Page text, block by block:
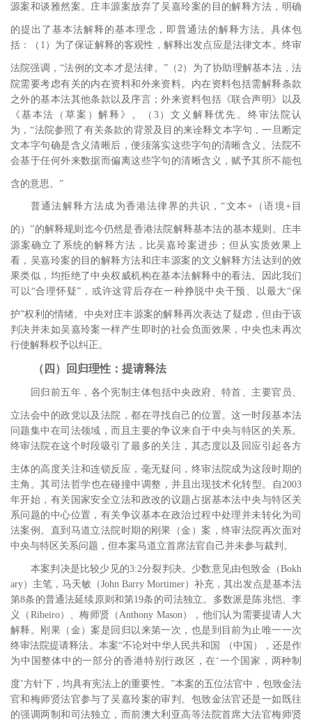
源案和谈雅然案。庄丰源案放弃了吴嘉玲案的目的解释方法，明确
的提出了基本法解释的基本理念，即普通法的解释方法。具体包
括：（ 1 ）为了保证解释的客观性，解释出发点应是法律文本。终审
法院强调，“法例的文本才是法律。”（2）为了协助理解基本法，法
院需要考虑有关的内在资料和外来资料。内在资料包括需解释条款
之外的基本法其他条款以及序言；外来资料包括《联合声明》以及
《基本法（草案）解释》。（ 3）文义解释优先。终审法院认
为，“法院参照了有关条款的背景及目的来诠释文本字句，一旦断定
文本字句确是含义清晰后，便须落实这些字句的清晰含义。法院不
会基于任何外来数据而偏离这些字句的清晰含义，赋予其所不能包
含的意思。”
普通法解释方法成为香港法律界的共识，“文本+ （语境+目
的）”的解释规则迄今仍然是香港法院解释基本法的基本规则。庄丰
源案确立了系统的解释方法，比吴嘉玲案进步；但从实质效果上
看，吴嘉玲案的目的解释方法和庄丰源案的文义解释方法达到的效
果类似，均拒绝了中央权威机构在基本法解释中的看法。因此我们
可以“合理怀疑”，或许这背后存在一种挣脱中央干预、以最大“保
护”权利的情绪。 中央对庄丰源案的解释再次表达了疑虑，但由于该
判决并未如吴嘉玲案一样产生即时的社会负面效果，中央也未再次
行使解释权予以纠正。
（四）回归理性：提请释法
回归前五年，各个宪制主体包括中央政府、特首、主要官员、
立法会中的政党以及法院，都在寻找自己的位置。这一时段基本法
问题集中在司法领域，而且主要的争议来自于中央与特区的关系。
终审法院在这个时段吸引了最多的关注，其态度以及回应引起各方
主体的高度关注和连锁反应 ，毫无疑问，终审法院成为这段时期的
主角。其司法哲学也在碰撞中调整，并且出现技术化转型。自2003
年开始，有关国家安全立法和政改的议题占据基本法中央与特区关
系问题的中心位置，有关争议基本在政治过程中处理并未转化为司
法案例。直到马道立法院时期的刚果（金）案，终审法院再次面对
中央与特区关系问题，但本案马道立首席法官自己并未参与裁判。
本案判决是比较少见的3:2分裂判决。少数意见由包致金（Bokh
ary）主笔，马天敏（John Barry Mortimer）补充，其出发点是基本法
第8条的普通法延续原则和第19条的司法独立。多数派是陈兆恺、李
义（ Ribeiro）、梅师贤（ Anthony Mason ），他们认为需要提请人大
解释。刚果（金）案是回归以来第一次，也是到目前为止唯一一次
终审法院提请释法。本案“不论对中华人民共和国
（中国），还是作
为中国整体中的一部分的香港特别行政区，在‘一个国家，两种制
度’方针下，均具有宪法上的重要性。”本案的五位法官中，包致金法
官和梅师贤法官参与了吴嘉玲案的审判。包致金法官还是一如既往
的强调两制和司法独立，而前澳大利亚高等法院首席大法官梅师贤